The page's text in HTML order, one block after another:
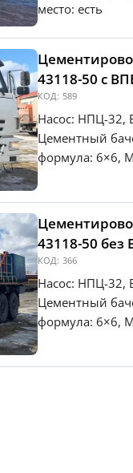
место: есть
43118-50 c
КОД: 589
Насос: НПЦ-32,
Цементный
формула: 6×6,
43118-50 без
КОД: 366
Насос: НПЦ-32,
Цементный
формула: 6×6,